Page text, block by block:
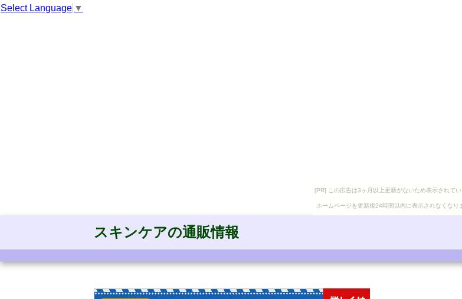
Select Language ▼
[PR] この広告は3ヶ月以上更新がないため表示されてい
ホームページを更新後24時間以内に表示されなくなり
スキンケアの通販情報